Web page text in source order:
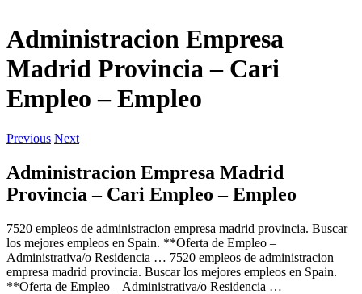
Administracion Empresa
Madrid Provincia – Cari
Empleo – Empleo
Previous Next
Administracion Empresa Madrid
Provincia – Cari Empleo – Empleo
7520 empleos de administracion empresa madrid provincia. Buscar
los mejores empleos en Spain. **Oferta de Empleo –
Administrativa/o Residencia … 7520 empleos de administracion
empresa madrid provincia. Buscar los mejores empleos en Spain.
**Oferta de Empleo – Administrativa/o Residencia …